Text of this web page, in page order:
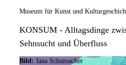
Museum für Kunst und
KONSUM - Alltagsdinge
Sehnsucht und Überfluss
Bild: Jana Schumacher